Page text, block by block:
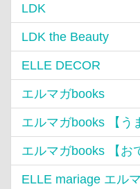
LDK
LDK the Beauty
ELLE DECOR
エルマガbooks
エルマガbooks 【う
エルマガbooks 【お
ELLE mariage エル